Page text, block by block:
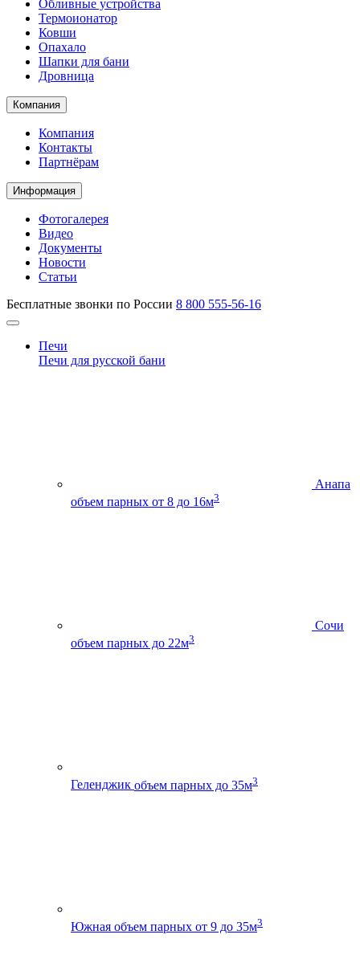
Обливные устройства
Термоионатор
Ковши
Опахало
Шапки для бани
Дровница
Компания
Компания
Контакты
Партнёрам
Информация
Фотогалерея
Видео
Документы
Новости
Статьи
Бесплатные звонки по России 8 800 555-56-16
Печи
Печи для русской бани
Анапа
объем парных от 8 до 16м3
Сочи
объем парных до 22м3
Геленджик объем парных до 35м3
Южная объем парных от 9 до 35м3